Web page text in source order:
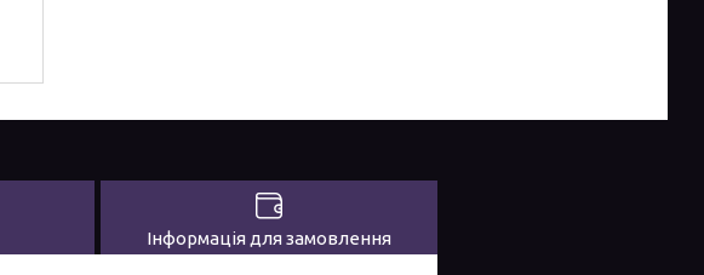
Інформація для замовлення